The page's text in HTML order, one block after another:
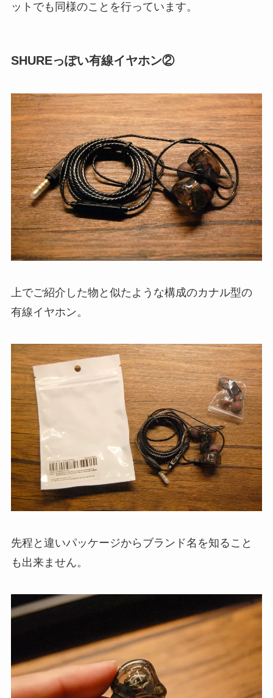
ットでも同様のことを行っています。
SHUREっぽい有線イヤホン②
上でご紹介した物と似たような構成のカナル型の
有線イヤホン。
先程と違いパッケージからブランド名を知ること
も出来ません。